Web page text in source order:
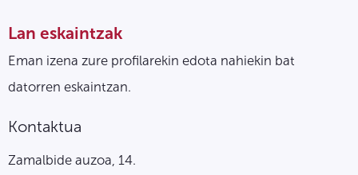
Lan eskaintzak
Eman izena zure profilarekin edota nahiekin bat
datorren eskaintzan.
Kontaktua
Zamalbide auzoa, 14.